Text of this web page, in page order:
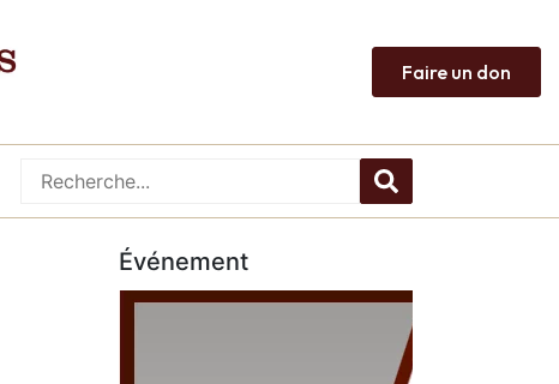
Faire un don
Événement